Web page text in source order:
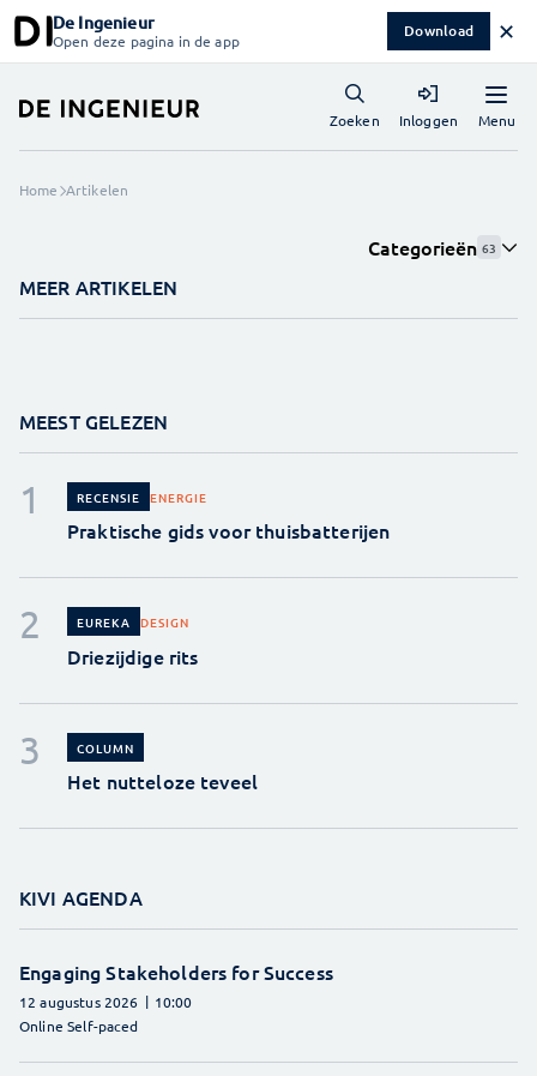
De Ingenieur
Open deze pagina in de app Download ✕
Menu
Zoeken Inloggen
Home Artikelen
Categorieën 63
MEER ARTIKELEN
MEEST GELEZEN
RECENSIE ENERGIE
Praktische gids voor thuisbatterijen
EUREKA DESIGN
Driezijdige rits
COLUMN
Het nutteloze teveel
KIVI AGENDA
Engaging Stakeholders for Success
12 augustus 2026
10:00
Online Self-paced